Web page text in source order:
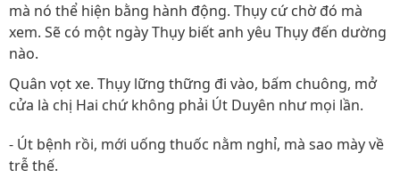
mà nó thể hiện bằng hành động. Thụy cứ chờ đó mà
xem. Sẽ có một ngày Thụy biết anh yêu Thụy đến dường
nào.
Quân vọt xe. Thụy lững thững đi vào, bấm chuông, mở
cửa là chị Hai chứ không phải Út Duyên như mọi lần.
- Út bệnh rồi, mới uống thuốc nằm nghỉ, mà sao mày về
trễ thế.